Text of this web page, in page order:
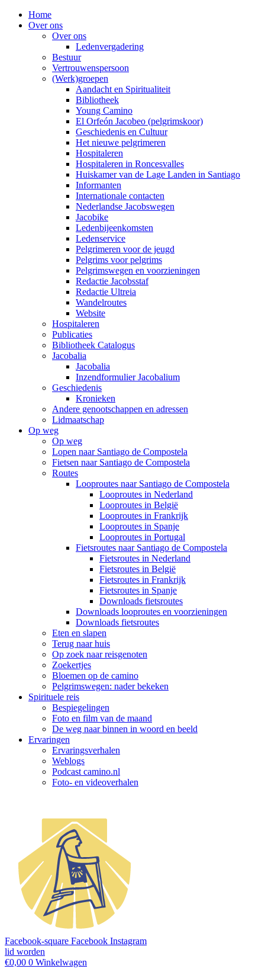
Home
Over ons
Over ons
Ledenvergadering
Bestuur
Vertrouwenspersoon
(Werk)groepen
Aandacht en Spiritualiteit
Bibliotheek
Young Camino
El Orfeón Jacobeo (pelgrimskoor)
Geschiedenis en Cultuur
Het nieuwe pelgrimeren
Hospitaleren
Hospitaleren in Roncesvalles
Huiskamer van de Lage Landen in Santiago
Informanten
Internationale contacten
Nederlandse Jacobswegen
Jacobike
Ledenbijeenkomsten
Ledenservice
Pelgrimeren voor de jeugd
Pelgrims voor pelgrims
Pelgrimswegen en voorzieningen
Redactie Jacobsstaf
Redactie Ultreia
Wandelroutes
Website
Hospitaleren
Publicaties
Bibliotheek Catalogus
Jacobalia
Jacobalia
Inzendformulier Jacobalium
Geschiedenis
Kronieken
Andere genootschappen en adressen
Lidmaatschap
Op weg
Op weg
Lopen naar Santiago de Compostela
Fietsen naar Santiago de Compostela
Routes
Looproutes naar Santiago de Compostela
Looproutes in Nederland
Looproutes in België
Looproutes in Frankrijk
Looproutes in Spanje
Looproutes in Portugal
Fietsroutes naar Santiago de Compostela
Fietsroutes in Nederland
Fietsroutes in België
Fietsroutes in Frankrijk
Fietsroutes in Spanje
Downloads fietsroutes
Downloads looproutes en voorzieningen
Downloads fietsroutes
Eten en slapen
Terug naar huis
Op zoek naar reisgenoten
Zoekertjes
Bloemen op de camino
Pelgrimswegen: nader bekeken
Spirituele reis
Bespiegelingen
Foto en film van de maand
De weg naar binnen in woord en beeld
Ervaringen
Ervaringsverhalen
Weblogs
Podcast camino.nl
Foto- en videoverhalen
Facebook-square Facebook Instagram
lid worden
€0,00 0 Winkelwagen